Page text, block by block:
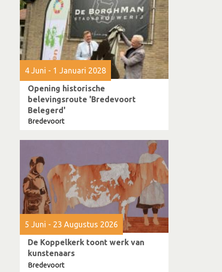
4 Juni - 1 Januari 2028
Opening historische
belevingsroute 'Bredevoort
Belegerd'
Bredevoort
5 Juni - 23 Augustus 2026
De Koppelkerk toont werk van
kunstenaars
Bredevoort